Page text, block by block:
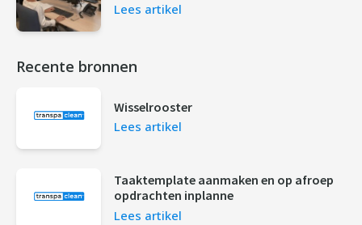
Lees artikel
Recente bronnen
Wisselrooster
Lees artikel
Taaktemplate aanmaken en op afroep
opdrachten inplanne
Lees artikel